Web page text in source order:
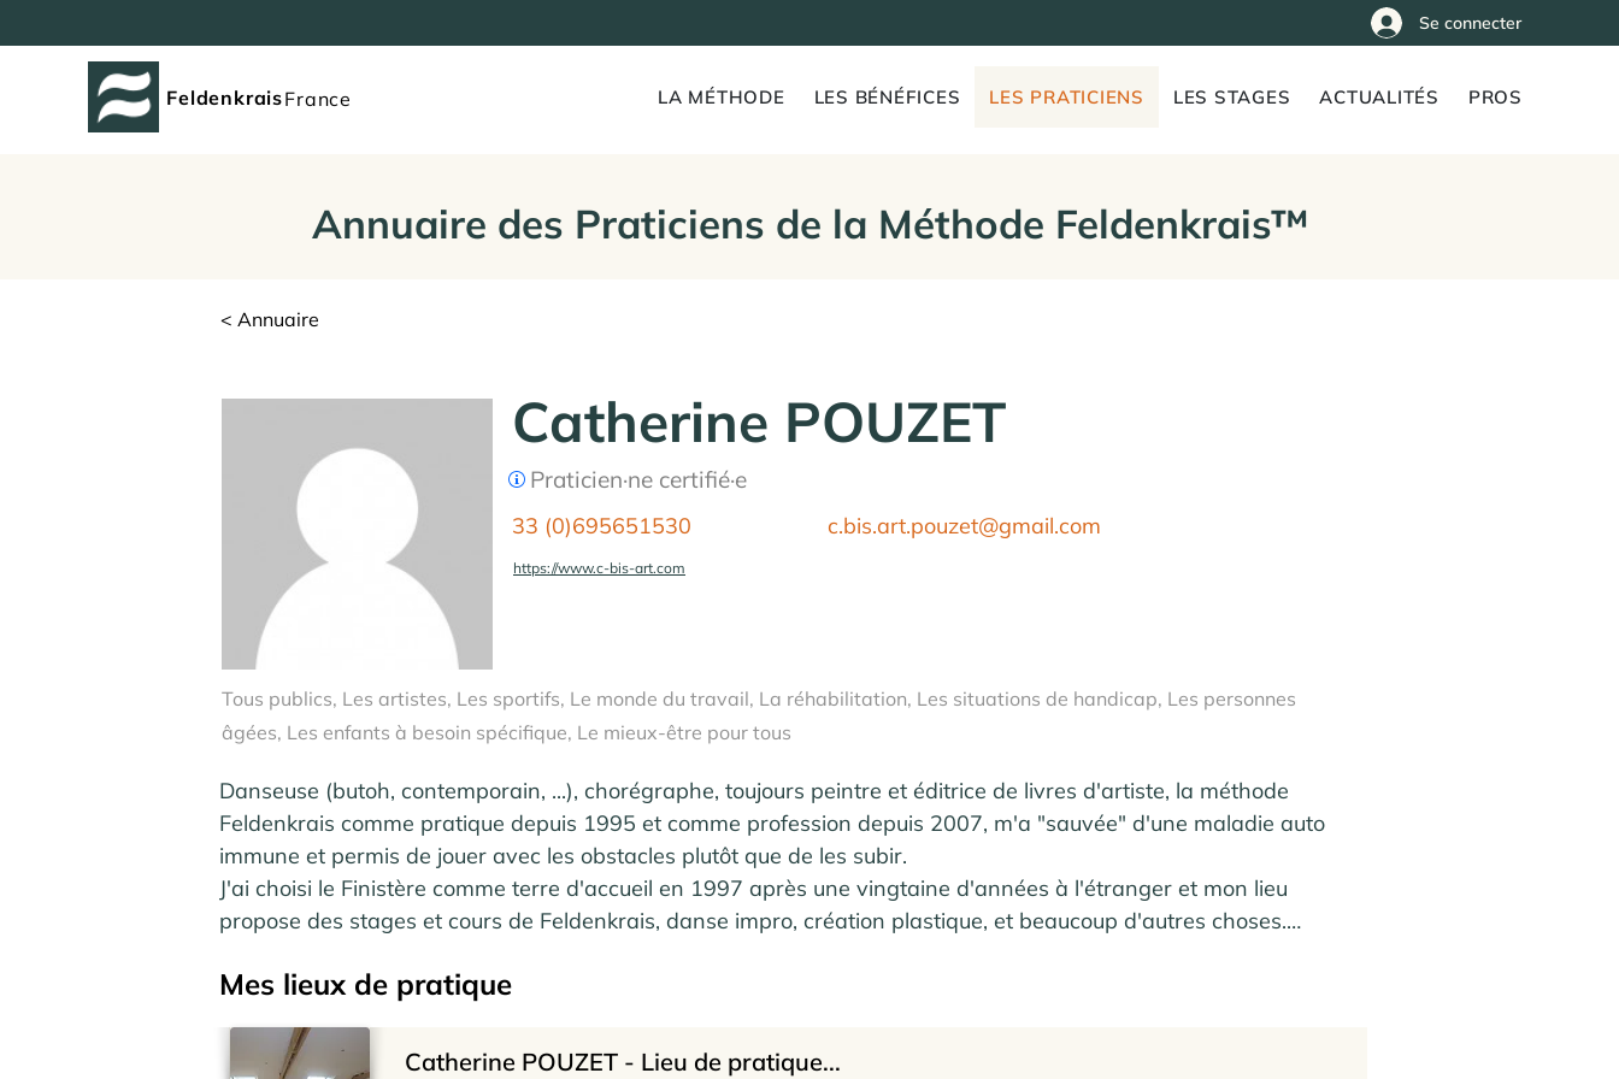
Se connecter
FeldenkraisFrance LA MÉTHODE LES BÉNÉFICES LES PRATICIENS LES STAGES ACTUALITÉS PROS
Annuaire des Praticiens de la Méthode Feldenkrais™
< Annuaire
Catherine POUZET
Praticien·ne certifié·e
33 (0)695651530 c.bis.art.pouzet@gmail.com
https://www.c-bis-art.com
Tous publics, Les artistes, Les sportifs, Le monde du travail, La réhabilitation, Les situations de handicap, Les personnes
âgées, Les enfants à besoin spécifique, Le mieux-être pour tous
Danseuse (butoh, contemporain, ...), chorégraphe, toujours peintre et éditrice de livres d'artiste, la méthode
Feldenkrais comme pratique depuis 1995 et comme profession depuis 2007, m'a "sauvée" d'une maladie auto
immune et permis de jouer avec les obstacles plutôt que de les subir.
J'ai choisi le Finistère comme terre d'accueil en 1997 après une vingtaine d'années à l'étranger et mon lieu
propose des stages et cours de Feldenkrais, danse impro, création plastique, et beaucoup d'autres choses.
permet de se développer sans limites, quelles que soient les aventures de la vie. Elle s'accorde avec et enrichit
J'enseigne en cours hebdomadaires à Douarnenez et à Quimper, en séances individuelles à Douarnenez et en
Mes lieux de pratique
Catherine POUZET - Lieu de pratique...